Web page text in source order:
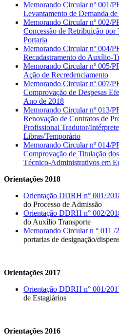
Memorando Circular nº 001/
Levantamento de Demanda
Memorando Circular nº 002/
Concessão de Retribuição por
Portaria
Memorando Circular nº 004/
Recadastramento do Auxílio-
Memorando Circular nº 005/
Ação de Recredenciamento
Memorando Circular nº 007/
Comprovação de Despesas
Ano de 2018
Memorando Circular nº 013/
Renovação de Contratos de
Profissional Tradutor/
Libras/Temporário
Memorando Circular nº 014/
Comprovação de Titulação
Técnico-Administrativos em
Orientações 2018
Orientação DDRH n° 001/
do Processo de Admissão
Orientação DDRH n° 002/
do Auxílio Transporte
Memorando Circular n ° 011
portarias de designação/
Orientações 2017
Orientação DDRH n° 001/
de Estagiários
Orientações 2016